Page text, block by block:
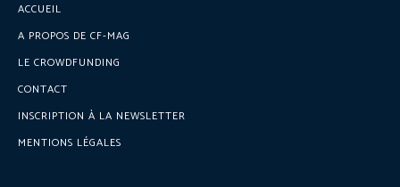
ACCUEIL
A PROPOS DE CF-MAG
LE CROWDFUNDING
CONTACT
INSCRIPTION À LA NEWSLETTER
MENTIONS LÉGALES